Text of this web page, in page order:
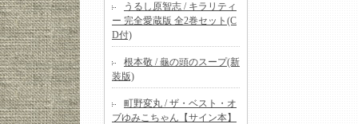
うるし原智志 / キラリティ
ー 完全愛蔵版 全2巻セット(C
D付)
根本敬 / 龜の頭のスープ(新
装版)
町野変丸 / ザ・ベスト・オ
ブゆみこちゃん【サイン本】